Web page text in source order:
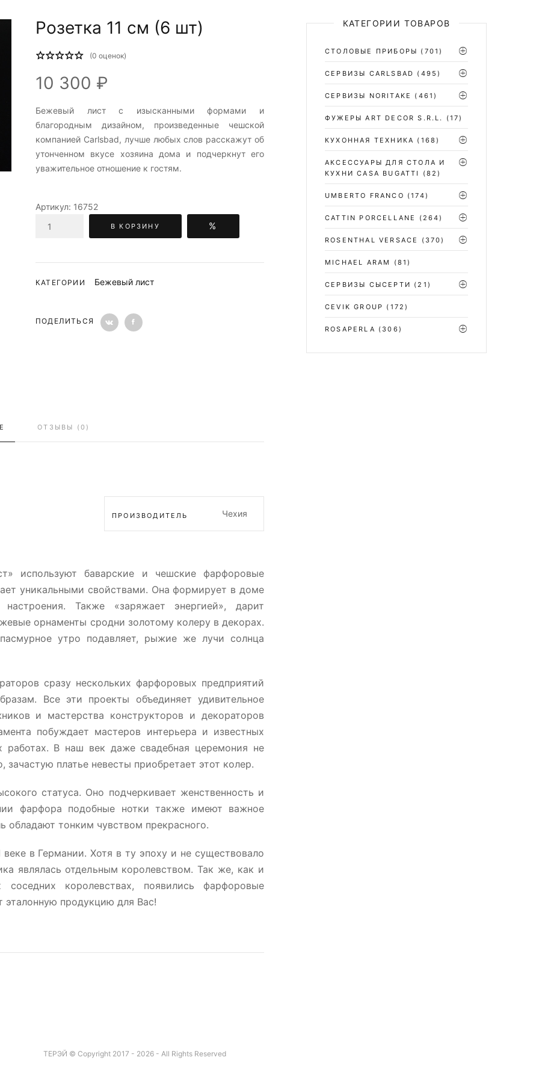
Розетка 11 см (6 шт)
(0 оценок)
10 300 ₽
Бежевый лист c изысканными формами и
благородным дизайном, произведенные чешской
компанией Carlsbad, лучше любых слов расскажут об
утонченном вкусе хозяина дома и подчеркнут его
уважительное отношение к гостям.
Артикул: 16752
В КОРЗИНУ %
КАТЕГОРИИ Бежевый лист
ПОДЕЛИТЬСЯ
ОТЗЫВЫ (0)
ПРОИЗВОДИТЕЛЬ Чехия
используют баварские и чешские фарфоровые
уникальными свойствами. Она формирует в доме
Также «заряжает энергией», дарит
орнаменты сродни золотому колеру в декорах.
утро подавляет, рыжие же лучи солнца
сразу нескольких фарфоровых предприятий
Все эти проекты объединяет удивительное
и мастерства конструкторов и декораторов
побуждает мастеров интерьера и известных
работах. В наш век даже свадебная церемония не
платье невесты приобретает этот колер.
статуса. Оно подчеркивает женственность и
фарфора подобные нотки также имеют важное
обладают тонким чувством прекрасного.
в Германии. Хотя в ту эпоху и не существовало
являлась отдельным королевством. Так же, как и
королевствах, появились фарфоровые
эталонную продукцию для Вас!
КАТЕГОРИИ ТОВАРОВ
СТОЛОВЫЕ ПРИБОРЫ (701)
CЕРВИЗЫ CARLSBAD (495)
СЕРВИЗЫ NORITAKE (461)
ФУЖЕРЫ ART DECOR S.R.L. (17)
КУХОННАЯ ТЕХНИКА (168)
АКСЕССУАРЫ ДЛЯ СТОЛА И
КУХНИ CASA BUGATTI
(82)
UMBERTO FRANCO (174)
CATTIN PORCELLANE (264)
ROSENTHAL VERSACE (370)
MICHAEL ARAM (81)
СЕРВИЗЫ СЫСЕРТИ (21)
CEVIK GROUP (172)
ROSAPERLA (306)
ТЕРЭЙ © Copyright 2017 - 2026 - All Rights Reserved